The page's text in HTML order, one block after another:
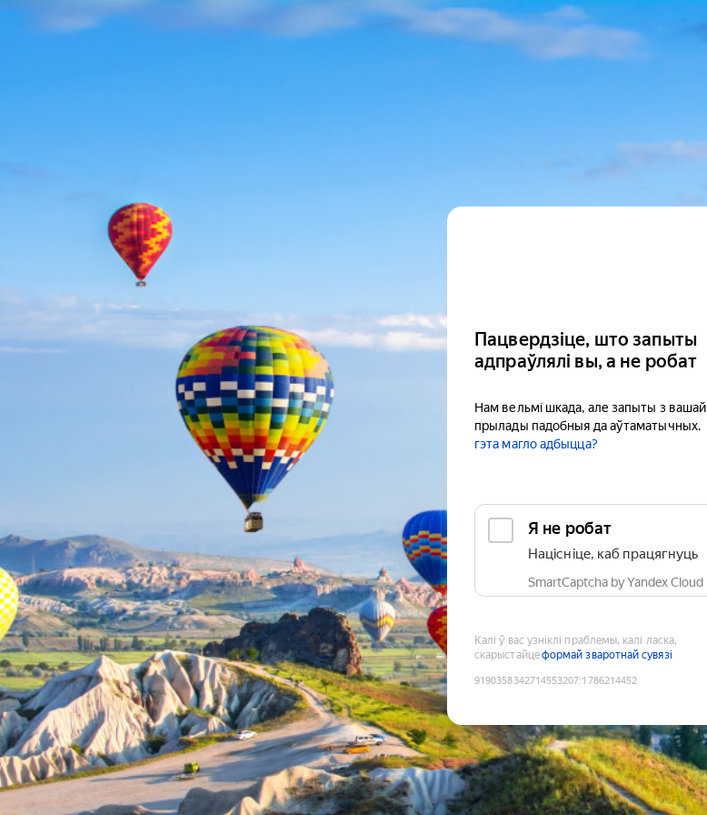
Пацвердзіце, што запыты
адпраўлялі вы, а не робат
Нам вельмі шкада, але запыты з вашай
прылады падобныя да аўтаматычных.
гэта магло адбыцца?
Я не робат
Націсніце, каб працягнуць
SmartCaptcha by Yandex Cloud
Калі ў вас узніклі праблемы, калі ласка,
скарыстайцеформай зваротнай сувязі
9190358342714553207:1786214452